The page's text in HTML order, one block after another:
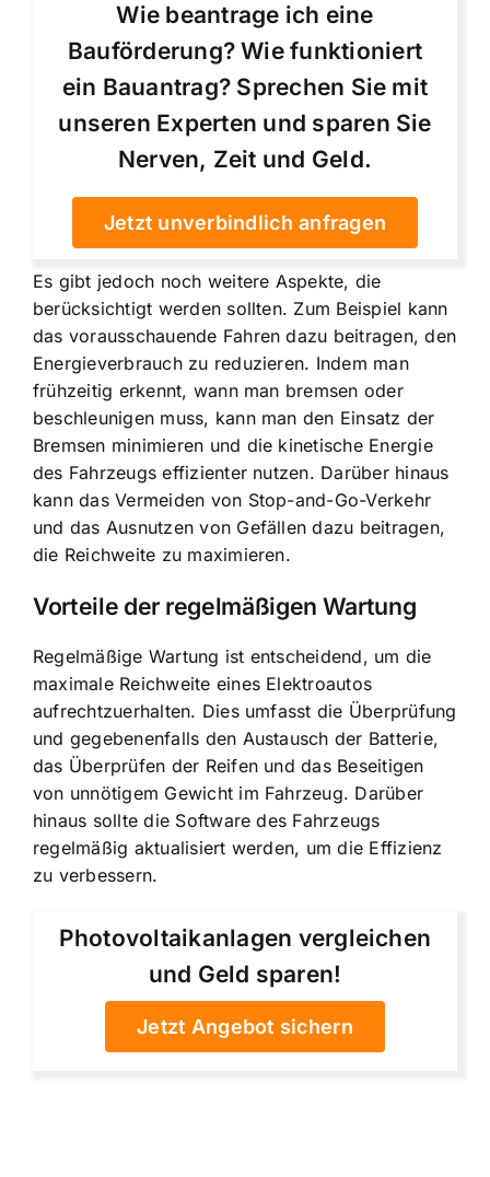
Wie beantrage ich eine
Bauförderung? Wie funktioniert
ein Bauantrag? Sprechen Sie mit
unseren Experten und sparen Sie
Nerven, Zeit und Geld.
Jetzt unverbindlich anfragen
Es gibt jedoch noch weitere Aspekte, die
berücksichtigt werden sollten. Zum Beispiel kann
das vorausschauende Fahren dazu beitragen, den
Energieverbrauch zu reduzieren. Indem man
frühzeitig erkennt, wann man bremsen oder
beschleunigen muss, kann man den Einsatz der
Bremsen minimieren und die kinetische Energie
des Fahrzeugs effizienter nutzen. Darüber hinaus
kann das Vermeiden von Stop-and-Go-Verkehr
und das Ausnutzen von Gefällen dazu beitragen,
die Reichweite zu maximieren.
Vorteile der regelmäßigen Wartung
Regelmäßige Wartung ist entscheidend, um die
maximale Reichweite eines Elektroautos
aufrechtzuerhalten. Dies umfasst die Überprüfung
und gegebenenfalls den Austausch der Batterie,
das Überprüfen der Reifen und das Beseitigen
von unnötigem Gewicht im Fahrzeug. Darüber
hinaus sollte die Software des Fahrzeugs
regelmäßig aktualisiert werden, um die Effizienz
zu verbessern.
Photovoltaikanlagen vergleichen
und Geld sparen!
Jetzt Angebot sichern